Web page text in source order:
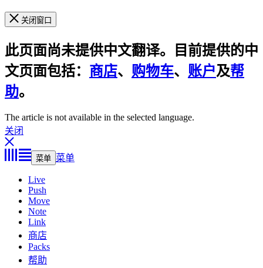
关闭窗口
此页面尚未提供中文翻译。目前提供的中
文页面包括： 商店、 购物车、 账户及帮
助。
The article is not available in the selected language.
关闭
菜单 菜单
Live
Push
Move
Note
Link
商店
Packs
帮助